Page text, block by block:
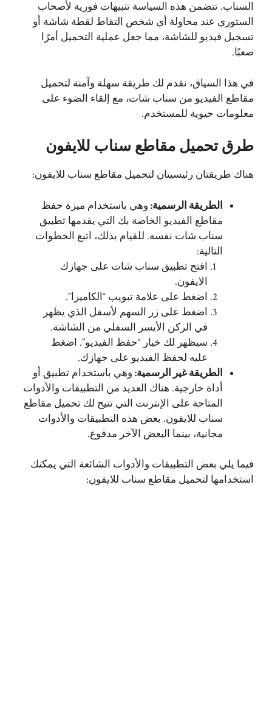
السناب. تتضمن هذه السياسة تنبيهات فورية لأصحاب
الستوري عند محاولة أي شخص التقاط لقطة شاشة أو
تسجيل فيديو للشاشة، مما جعل عملية التحميل أمرًا
صعبًا.
في هذا السياق، نقدم لك طريقة سهلة وآمنة لتحميل
مقاطع الفيديو من سناب شات، مع إلقاء الضوء على
معلومات حيوية للمستخدم.
طرق تحميل مقاطع سناب للايفون
هناك طريقتان رئيسيتان لتحميل مقاطع سناب للايفون:
الطريقة الرسمية: وهي باستخدام ميزة حفظ
مقاطع الفيديو الخاصة بك التي يقدمها تطبيق
سناب شات نفسه. للقيام بذلك، اتبع الخطوات
التالية:
افتح تطبيق سناب شات على جهازك
الايفون.
اضغط على علامة تبويب “الكاميرا”.
اضغط على زر السهم لأسفل الذي يظهر
في الركن الأيسر السفلي من الشاشة.
سيظهر لك خيار “حفظ الفيديو”. اضغط
عليه لحفظ الفيديو على جهازك.
الطريقة غير الرسمية: وهي باستخدام تطبيق أو
أداة خارجية. هناك العديد من التطبيقات والأدوات
المتاحة على الإنترنت التي تتيح لك تحميل مقاطع
سناب للايفون. بعض هذه التطبيقات والأدوات
مجانية، بينما البعض الآخر مدفوع.
فيما يلي بعض التطبيقات والأدوات الشائعة التي يمكنك
استخدامها لتحميل مقاطع سناب للايفون: